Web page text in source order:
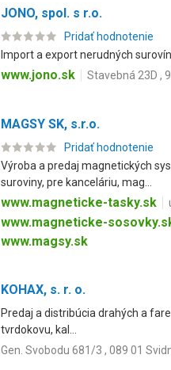
JONO, spol. s r.o.
Pridať hodnotenie
Import a export nerudných
www.jono.sk Stavebná 23D ,
MAGSY SK, s.r.o.
Pridať hodnotenie
Výroba a predaj magnetických
suroviny, pre kanceláriu, mag...
www.magneticke-tasky.sk
www.magneticke-
www.magsy.sk
KOHAX, s. r. o.
Predaj a distribúcia drahých a
tvrdokovu, kal...
Gen. Svobodu 681/3 , 089 01